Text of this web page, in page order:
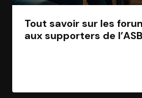
Tout savoir sur les
aux supporters de